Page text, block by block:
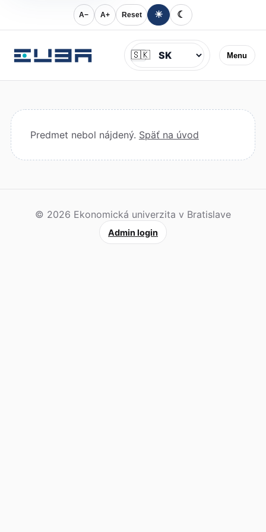
A− A+ Reset ☀ ☾
Menu
Jazyk
🇸🇰
Predmet nebol nájdený. Späť na úvod
© 2026 Ekonomická univerzita v Bratislave
Admin login